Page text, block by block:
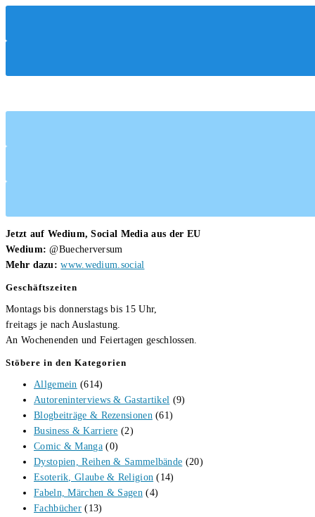
für
Alexander
Jetzt auf Wedium, Social Media aus der EU
Wedium: @Buecherversum
Mehr dazu: www.wedium.social
Geschäftszeiten
Montags bis donnerstags bis 15 Uhr,
freitags je nach Auslastung.
An Wochenenden und Feiertagen geschlossen.
Stöbere in den Kategorien
Allgemein (614)
Autoreninterviews & Gastartikel (9)
Blogbeiträge & Rezensionen (61)
Business & Karriere (2)
Comic & Manga (0)
Dystopien, Reihen & Sammelbände (20)
Esoterik, Glaube & Religion (14)
Fabeln, Märchen & Sagen (4)
Fachbücher (13)